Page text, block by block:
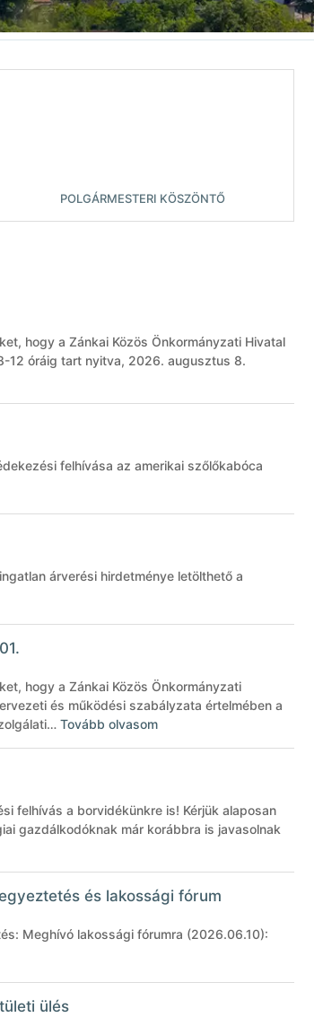
POLGÁRMESTERI KÖSZÖNTŐ
hogy a Zánkai Közös Önkormányzati Hivatal
12 óráig tart nyitva, 2026. augusztus 8.
felhívása az amerikai szőlőkabóca
árverési hirdetménye letölthető a
hogy a Zánkai Közös Önkormányzati
és működési szabályzata értelmében a
Tovább olvasom
felhívás a borvidékünkre is! Kérjük alaposan
gazdálkodóknak már korábbra is javasolnak
és lakossági fórum
Meghívó lakossági fórumra (2026.06.10):
ülés